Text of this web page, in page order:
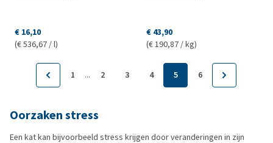
€ 16,10
(€ 536,67 / l)
€ 43,90
(€ 190,87 / kg)
1 ... 2 3 4 5 6
Oorzaken stress
Een kat kan bijvoorbeeld stress krijgen door veranderingen in zijn